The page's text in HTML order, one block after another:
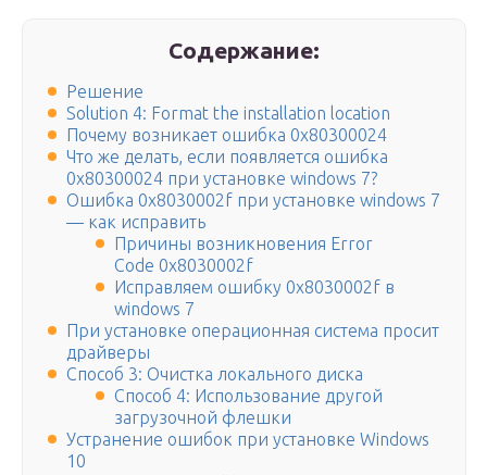
Содержание:
Решение
Solution 4: Format the installation location
Почему возникает ошибка 0x80300024
Что же делать, если появляется ошибка
0x80300024 при установке windows 7?
Ошибка 0x8030002f при установке windows 7
— как исправить
Причины возникновения Error
Code 0x8030002f
Исправляем ошибку 0x8030002f в
windows 7
При установке операционная система просит
драйверы
Способ 3: Очистка локального диска
Способ 4: Использование другой
загрузочной флешки
Устранение ошибок при установке Windows
10